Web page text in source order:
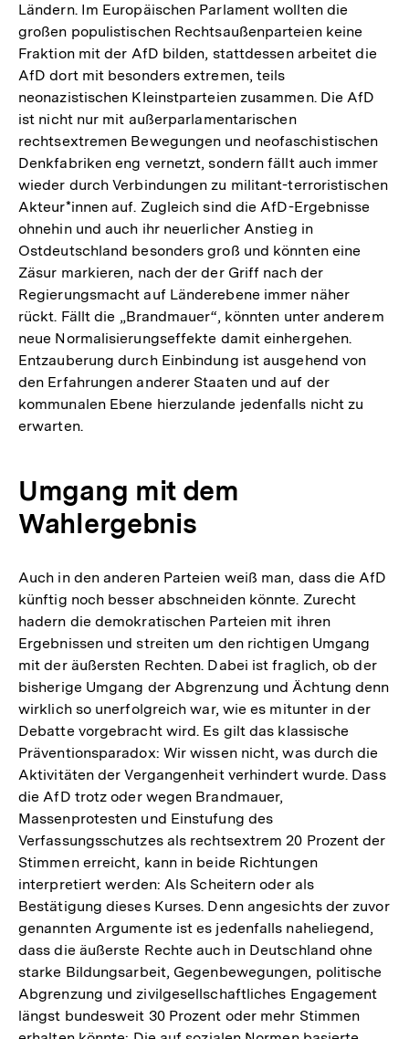
Ländern. Im Europäischen Parlament wollten die
großen populistischen Rechtsaußenparteien keine
Fraktion mit der AfD bilden, stattdessen arbeitet die
AfD dort mit besonders extremen, teils
neonazistischen Kleinstparteien zusammen. Die AfD
ist nicht nur mit außerparlamentarischen
rechtsextremen Bewegungen und neofaschistischen
Denkfabriken eng vernetzt, sondern fällt auch immer
wieder durch Verbindungen zu militant-terroristischen
Akteur*innen auf. Zugleich sind die AfD-Ergebnisse
ohnehin und auch ihr neuerlicher Anstieg in
Ostdeutschland besonders groß und könnten eine
Zäsur markieren, nach der der Griff nach der
Regierungsmacht auf Länderebene immer näher
rückt. Fällt die „Brandmauer“, könnten unter anderem
neue Normalisierungseffekte damit einhergehen.
Entzauberung durch Einbindung ist ausgehend von
den Erfahrungen anderer Staaten und auf der
kommunalen Ebene hierzulande jedenfalls nicht zu
erwarten.
Umgang mit dem
Wahlergebnis
Auch in den anderen Parteien weiß man, dass die AfD
künftig noch besser abschneiden könnte. Zurecht
hadern die demokratischen Parteien mit ihren
Ergebnissen und streiten um den richtigen Umgang
mit der äußersten Rechten. Dabei ist fraglich, ob der
bisherige Umgang der Abgrenzung und Ächtung denn
wirklich so unerfolgreich war, wie es mitunter in der
Debatte vorgebracht wird. Es gilt das klassische
Präventionsparadox: Wir wissen nicht, was durch die
Aktivitäten der Vergangenheit verhindert wurde. Dass
die AfD trotz oder wegen Brandmauer,
Massenprotesten und Einstufung des
Verfassungsschutzes als rechtsextrem 20 Prozent der
Stimmen erreicht, kann in beide Richtungen
interpretiert werden: Als Scheitern oder als
Bestätigung dieses Kurses. Denn angesichts der zuvor
genannten Argumente ist es jedenfalls naheliegend,
dass die äußerste Rechte auch in Deutschland ohne
starke Bildungsarbeit, Gegenbewegungen, politische
Abgrenzung und zivilgesellschaftliches Engagement
längst bundesweit 30 Prozent oder mehr Stimmen